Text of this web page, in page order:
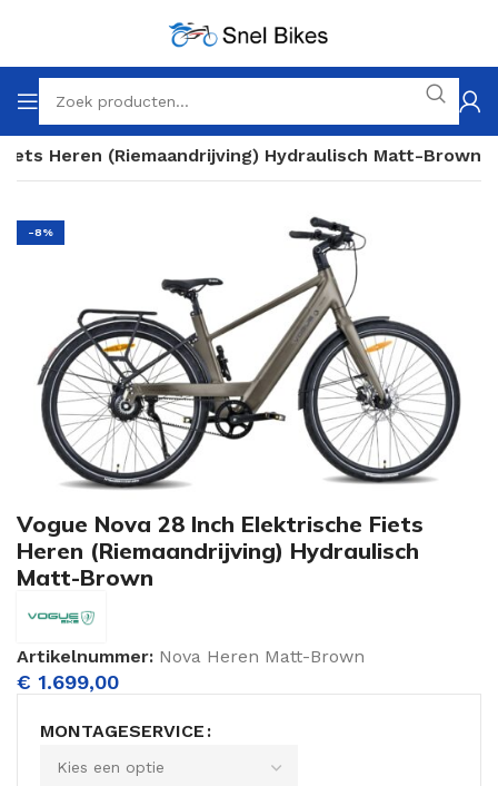
Heren (Riemaandrijving) Hydraulisch Matt-Brown
-8%
Vogue Nova 28 Inch Elektrische Fiets
Heren (Riemaandrijving) Hydraulisch
Matt-Brown
Artikelnummer: Nova Heren Matt-Brown
€ 1.699,00
MONTAGESERVICE